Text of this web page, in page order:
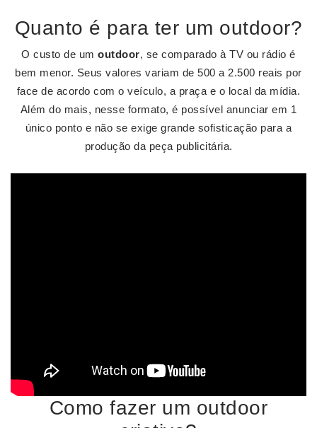
Quanto é para ter um outdoor?
O custo de umoutdoor, se comparado à TV ou rádio é
bem menor. Seus valores variam de 500 a 2.500 reais por
face de acordo com o veículo, a praça e o local da mídia.
Além do mais, nesse formato, é possível anunciar em 1
único ponto e não se exige grande sofisticação para a
produção da peça publicitária.
Como fazer um outdoor